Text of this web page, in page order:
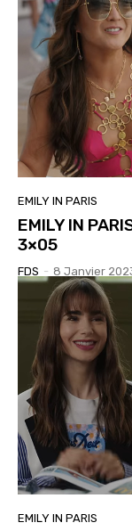
EMILY IN PARIS
EMILY IN
3×05
FDS - 8 Janvier
EMILY IN PARIS